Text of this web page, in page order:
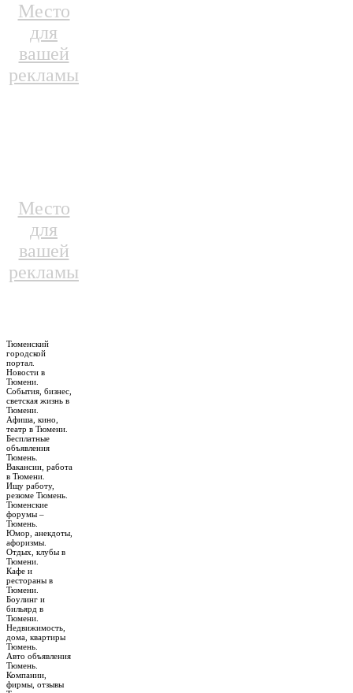
Место
для
вашей
рекламы
Место
для
вашей
рекламы
Тюменский
городской
портал.
Новости в
Тюмени.
События, бизнес,
светская жизнь в
Тюмени.
Афиша, кино,
театр в Тюмени.
Бесплатные
объявления
Тюмень.
Вакансии, работа
в Тюмени.
Ищу работу,
резюме Тюмень.
Тюменские
форумы –
Тюмень.
Юмор, анекдоты,
афоризмы.
Отдых, клубы в
Тюмени.
Кафе и
рестораны в
Тюмени.
Боулинг и
бильярд в
Тюмени.
Недвижимость,
дома, квартиры
Тюмень.
Авто объявления
Тюмень.
Компании,
фирмы, отзывы